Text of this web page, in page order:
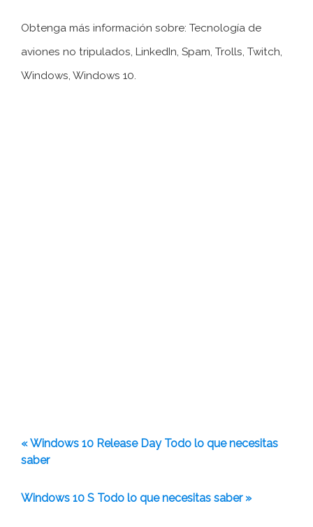
Obtenga más información sobre: ​​Tecnología de
aviones no tripulados, LinkedIn, Spam, Trolls, Twitch,
Windows, Windows 10.
« Windows 10 Release Day Todo lo que necesitas
saber
Windows 10 S Todo lo que necesitas saber »